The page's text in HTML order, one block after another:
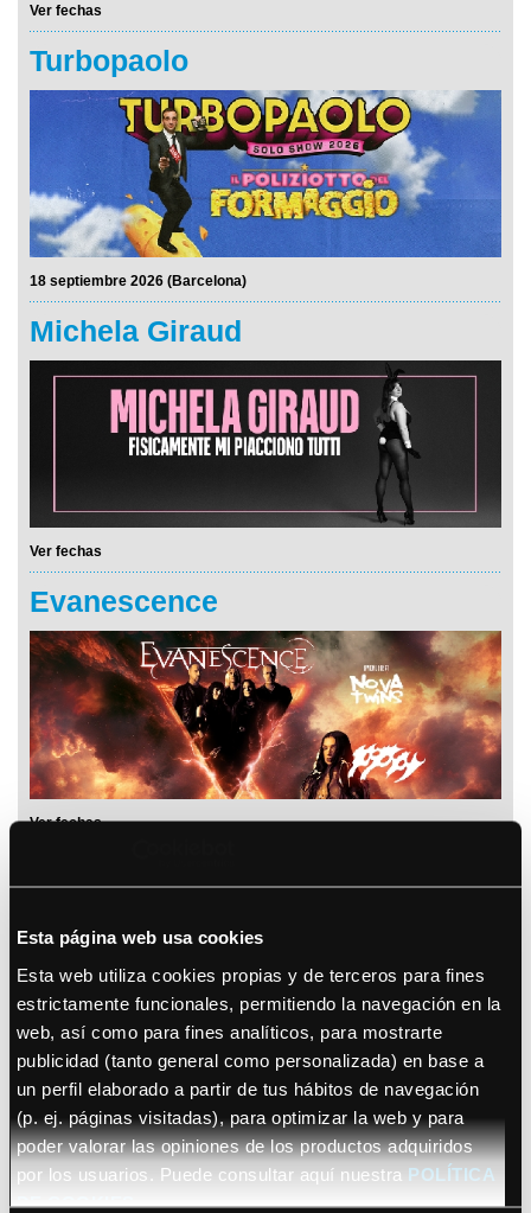
Esta página web usa cookies
Esta web utiliza cookies propias y de terceros para fines
estrictamente funcionales, permitiendo la navegación en la
web, así como para fines analíticos, para mostrarte
publicidad (tanto general como personalizada) en base a
un perfil elaborado a partir de tus hábitos de navegación
(p. ej. páginas visitadas), para optimizar la web y para
poder valorar las opiniones de los productos adquiridos
por los usuarios. Puede consultar aquí nuestra POLÍTICA
DE COOKIES
Ver fechas
Turbopaolo
18 septiembre 2026 (Barcelona)
Michela Giraud
Ver fechas
Evanescence
Ver fechas
22 octubre 2026 (Barcelona)
Sananda Maitreya